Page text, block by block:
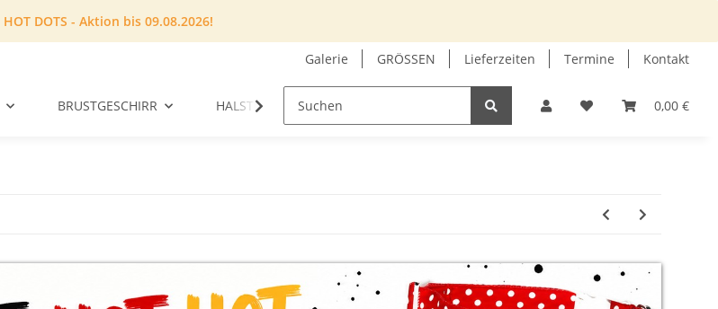
HOT DOTS - Aktion bis 09.08.2026!
Galerie GRÖSSEN Lieferzeiten Termine Kontakt
0,00 €
BRUSTGESCHIRR HALSTUCH GUTSCHEIN INFOECKE